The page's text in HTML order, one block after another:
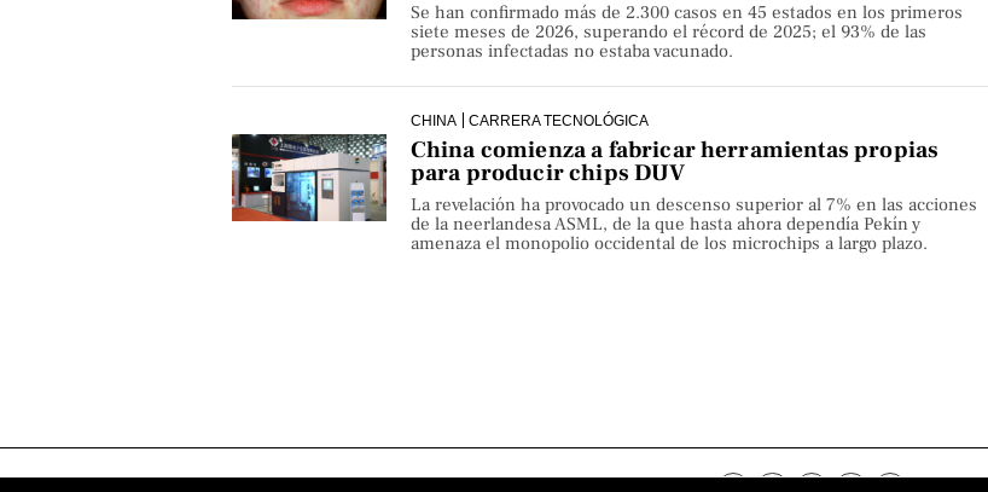
Se han confirmado más de 2.300 casos en 45 estados en los primeros
siete meses de 2026, superando el récord de 2025; el 93% de las
personas infectadas no estaba vacunado.
CHINA CARRERA TECNOLÓGICA
China comienza a fabricar herramientas propias
para producir chips DUV
La revelación ha provocado un descenso superior al 7% en las acciones
de la neerlandesa ASML, de la que hasta ahora dependía Pekín y
amenaza el monopolio occidental de los microchips a largo plazo.